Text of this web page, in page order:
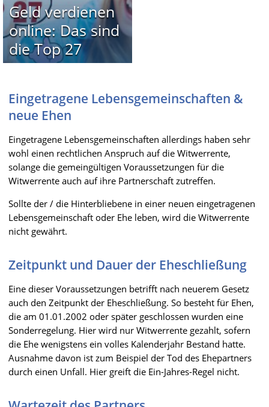
Geld verdienen
online: Das sind
die Top 27
Eingetragene Lebensgemeinschaften &
neue Ehen
Eingetragene Lebensgemeinschaften allerdings haben sehr
wohl einen rechtlichen Anspruch auf die Witwerrente,
solange die gemeingültigen Voraussetzungen für die
Witwerrente auch auf ihre Partnerschaft zutreffen.
Sollte der / die Hinterbliebene in einer neuen eingetragenen
Lebensgemeinschaft oder Ehe leben, wird die Witwerrente
nicht gewährt.
Zeitpunkt und Dauer der Eheschließung
Eine dieser Voraussetzungen betrifft nach neuerem Gesetz
auch den Zeitpunkt der Eheschließung. So besteht für Ehen,
die am 01.01.2002 oder später geschlossen wurden eine
Sonderregelung. Hier wird nur Witwerrente gezahlt, sofern
die Ehe wenigstens ein volles Kalenderjahr Bestand hatte.
Ausnahme davon ist zum Beispiel der Tod des Ehepartners
durch einen Unfall. Hier greift die Ein-Jahres-Regel nicht.